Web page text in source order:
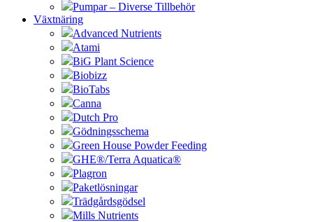
Pumpar – Diverse Tillbehör
Växtnäring
Advanced Nutrients
Atami
BiG Plant Science
Biobizz
BioTabs
Canna
Dutch Pro
Gödningsschema
Green House Powder Feeding
GHE®/Terra Aquatica®
Plagron
Paketlösningar
Trädgårdsgödsel
Mills Nutrients